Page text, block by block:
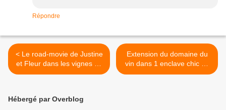
Répondre
< Le road-movie de Justine
et Fleur dans les vignes du
Seigneur pour accoucher
Extension du domaine du
vin dans 1 enclave chic du
7e : la Rive Gauche tient
Hébergé par Overblog